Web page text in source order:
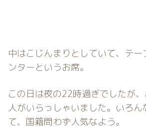
中はこじんまりとしていて、テー
ンターというお席。
この日は夜の22時過ぎでしたが
人がいらっしゃいました。いろ
て、国籍問わず人気なよう。